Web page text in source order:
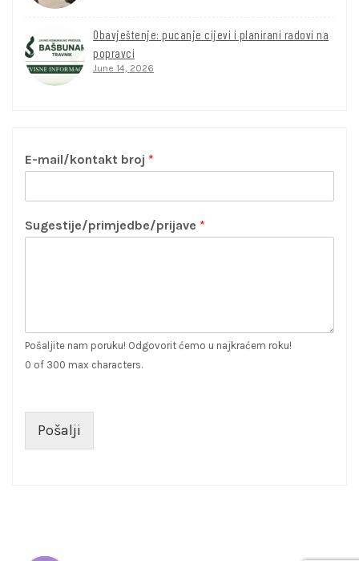
Obavještenje: pucanje cijevi i planirani radovi na
popravci
June 14, 2026
E-mail/kontakt broj *
Sugestije/primjedbe/prijave *
Pošaljite nam poruku! Odgovorit ćemo u najkraćem roku!
0 of 300 max characters.
Pošalji